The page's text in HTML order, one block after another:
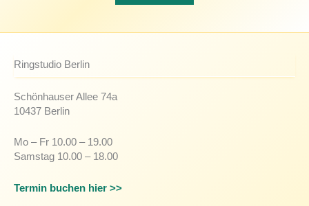
Ringstudio Berlin
Schönhauser Allee 74a
10437 Berlin
Mo – Fr 10.00 – 19.00
Samstag 10.00 – 18.00
Termin buchen hier >>